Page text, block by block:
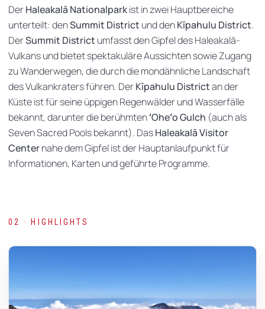
Der Haleakalā Nationalparkist in zwei Hauptbereiche
unterteilt: denSummit District und denKīpahulu District.
DerSummit District umfasst den Gipfel des Haleakalā-
Vulkans und bietet spektakuläre Aussichten sowie Zugang
zu Wanderwegen, die durch die mondähnliche Landschaft
des Vulkankraters führen. Der Kīpahulu Districtan der
Küste ist für seine üppigen Regenwälder und Wasserfälle
bekannt, darunter die berühmtenʻOheʻo Gulch (auch als
Seven Sacred Pools bekannt). DasHaleakalā Visitor
Centernahe dem Gipfel ist der Hauptanlaufpunkt für
Informationen, Karten und geführte Programme.
02 · HIGHLIGHTS